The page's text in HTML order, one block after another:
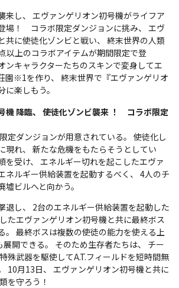
来し、 エヴァンゲリオン初号機がライフア
場！ コラボ限定ダンジョンに挑み、 エヴ
共に使徒化ゾンビと戦い、 終末世界の人類
以上のコラボアイテムが期間限定で登
キャラクターたちのスキンで変身してエ
園※1を作り、 終末世界で『エヴァンゲリオ
楽しもう。
機 降臨、 使徒化ゾンビ襲来 ！ コラボ限定
定ダンジョンが用意されている。 使徒化し
現れ、 新たな危機をもたらそうとしてい
を受け、 エネルギー切れを起こしたエヴァ
ネルギー供給装置を起動するべく、 4人のチ
ビルへと向かう。
退し、 2台のエネルギー供給装置を起動した
たエヴァンゲリオン初号機と共に最終ボス
。 最終ボスは複数の使徒の能力を使える上
展開できる。 そのため生存者たちは、 チー
殊武器を駆使してA.T.フィールドを短時間無
10月13日、 エヴァンゲリオン初号機と共に
を守ろう！